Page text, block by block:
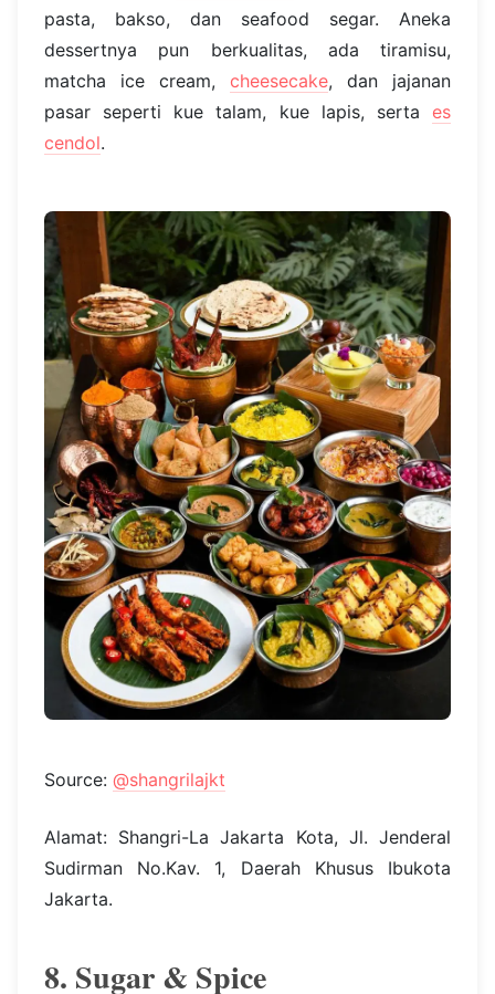
pasta, bakso, dan seafood segar. Aneka
dessertnya pun berkualitas, ada tiramisu,
matcha ice cream, cheesecake, dan jajanan
pasar seperti kue talam, kue lapis, serta es
cendol.
Source: @shangrilajkt
Alamat: Shangri-La Jakarta Kota, Jl. Jenderal
Sudirman No.Kav. 1, Daerah Khusus Ibukota
Jakarta.
8. Sugar & Spice